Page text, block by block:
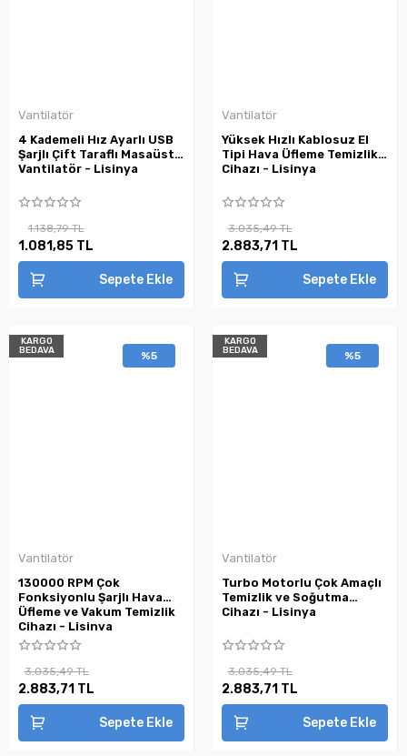
Vantilatör
4 Kademeli Hız Ayarlı USB
Şarjlı Çift Taraflı Masaüstü
Vantilatör - Lisinya
1.138,79 TL
1.081,85 TL
Sepete Ekle
Vantilatör
Yüksek Hızlı Kablosuz El
Tipi Hava Üfleme Temizlik
Cihazı - Lisinya
3.035,49 TL
2.883,71 TL
Sepete Ekle
KARGO
BEDAVA
%5
Vantilatör
130000 RPM Çok
Fonksiyonlu Şarjlı Hava
Üfleme ve Vakum Temizlik
Cihazı - Lisinya
3.035,49 TL
2.883,71 TL
Sepete Ekle
KARGO
BEDAVA
%5
Vantilatör
Turbo Motorlu Çok Amaçlı
Temizlik ve Soğutma
Cihazı - Lisinya
3.035,49 TL
2.883,71 TL
Sepete Ekle